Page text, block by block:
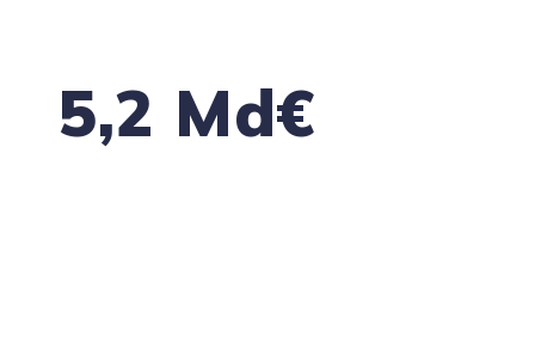
5,2 Md€